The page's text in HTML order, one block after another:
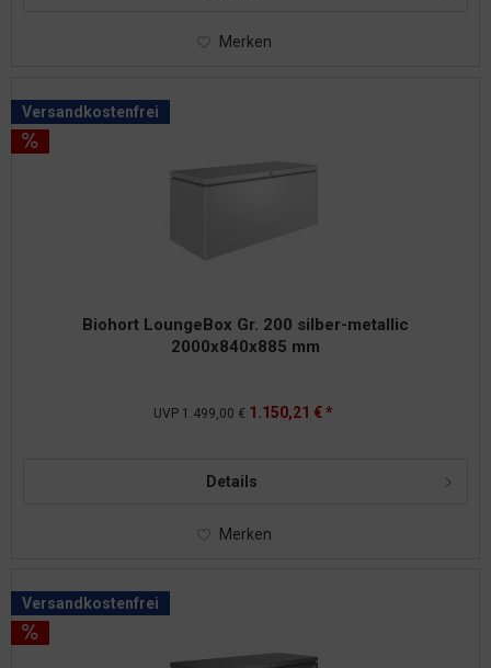
Merken
Versandkostenfrei
Biohort LoungeBox Gr. 200 silber-metallic
2000x840x885 mm
UVP 1.499,00 € 1.150,21 € *
Details
Merken
Versandkostenfrei